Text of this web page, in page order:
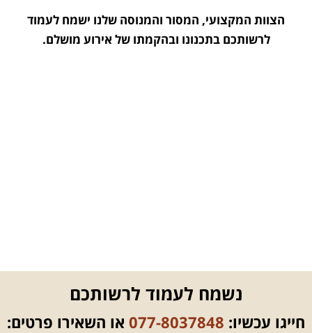
הצוות המקצועי, המסור והמנוסה שלנו ישמח לעמוד
לרשותכם בתכנונו ובהקמתו של אירוע מושלם.
נשמח לעמוד לרשותכם
חייגו עכשיו: 077-8037848 או השאירו פרטים: